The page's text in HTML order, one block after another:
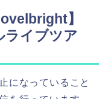
】
ライブツア
になっていること